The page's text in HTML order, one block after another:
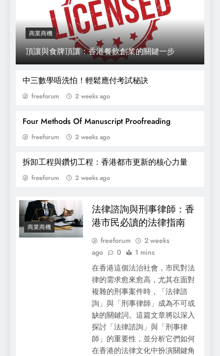
商業商機
頂讓與食牌頂讓：香港餐飲創業的關鍵一步
中三數學唔洗怕！輕鬆應付考試秘訣
freeforum 2 weeks ago
Four Methods Of Manuscript Proofreading
freeforum 2 weeks ago
拆卸工程與鑽切工程：香港都市更新的核心力量
freeforum 2 weeks ago
廚房裝修設計要留意16處關鍵點
狗防蚤與貓保健品全攻略：香港毛孩健康照
護新世代
商業商機
法律諮詢與刑事律師：香
港市民必讀的法律指南
freeforum
2 weeks
ago
0 1 mins
在香港這個法治社會，市民對法
律的需求愈來愈高，尤其在面對
複雜的刑事案件時，「法律諮
詢」與「刑事律師」成為不可或
缺的關鍵詞。這篇文章將以深入
探討「法律諮詢」與「刑事律
師」的重要性，並分析它們如何
在香港的法律文化中扮演關鍵角